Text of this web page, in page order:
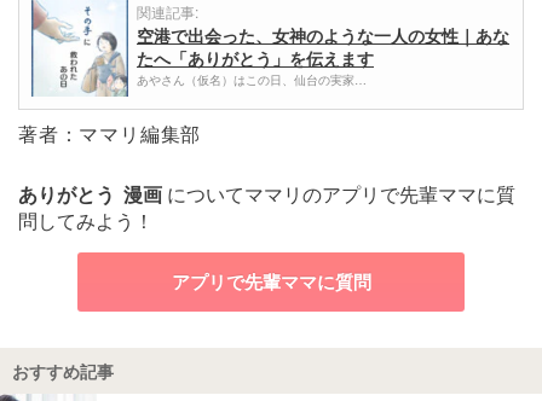
関連記事:
空港で出会った、女神のような一人の女性｜あな
たへ「ありがとう」を伝えます
あやさん（仮名）はこの日、仙台の実家…
著者：ママリ編集部
ありがとう 漫画 についてママリのアプリで先輩ママに質
問してみよう！
アプリで先輩ママに質問
おすすめ記事